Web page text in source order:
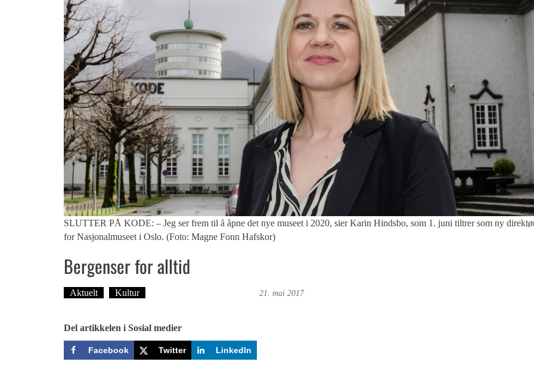
SLUTTER PÅ KODE: – Jeg ser frem til å åpne det nye museet i 2020, sier Karin Hindsbo, som 1. juni tiltrer som ny
for Nasjonalmuseet i Oslo. (Foto: Magne Fonn Hafskor)
Bergenser for alltid
Aktuelt Kultur 21. mai 2017
Del artikkelen i Sosial medier
Facebook Twitter LinkedIn